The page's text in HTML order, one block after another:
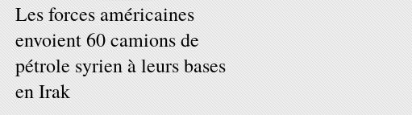
Les forces américaines
envoient 60 camions de
pétrole syrien à leurs bases
en Irak